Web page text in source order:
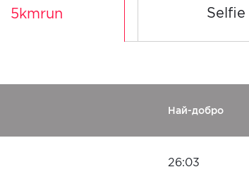
5kmrun Selfie
Най-добро
26:03